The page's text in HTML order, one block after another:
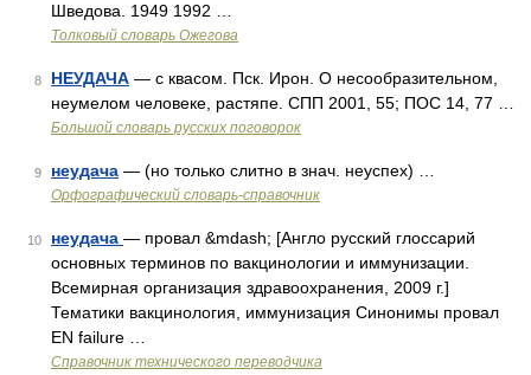
Шведова. 1949 1992 …
Толковый словарь Ожегова
8 НЕУДАЧА — с квасом. Пск. Ирон. О несообразительном,
неумелом человеке, растяпе. СПП 2001, 55; ПОС 14, 77 …
Большой словарь русских поговорок
9 неудача — (но только слитно в знач. неуспех) …
Орфографический словарь-справочник
10 неудача — провал &mdash; [Англо русский глоссарий
основных терминов по вакцинологии и иммунизации.
Всемирная организация здравоохранения, 2009 г.]
Тематики вакцинология, иммунизация Синонимы провал
EN failure …
Справочник технического переводчика